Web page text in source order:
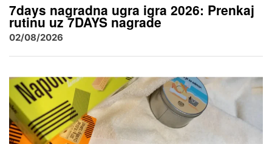
7days nagradna ugra igra 2026: Prenkaj
rutinu uz 7DAYS nagrade
02/08/2026